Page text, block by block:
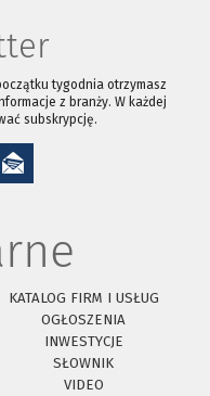
tygodnia otrzymasz
z branży. W każdej
subskrypcję.
KATALOG FIRM I USŁUG
OGŁOSZENIA
INWESTYCJE
SŁOWNIK
VIDEO